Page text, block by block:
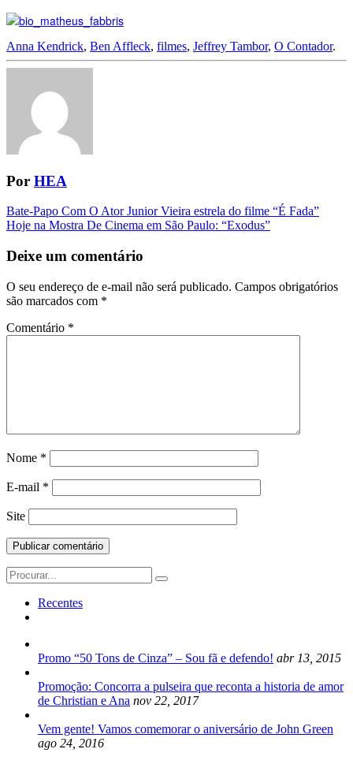
Anna Kendrick, Ben Affleck, filmes, Jeffrey Tambor, O Contador.
Por HEA
Navegação
da
Postagem
Bate-Papo Com O Ator Junior Vieira estrela do filme “É Fada”
Hoje na Mostra De Cinema em São Paulo: “Exodus”
Deixe um comentário
O seu endereço de e-mail não será publicado. Campos obrigatórios
são marcados com *
Comentário *
Nome *
E-mail *
Site
Search
for:
Recentes
Promo “50 Tons de Cinza” – Sou fã e defendo! abr 13, 2015
Promoção: Concorra a pulseira que reconta a historia de amor
de Christian e Ana nov 22, 2017
Vem gente! Vamos comemorar o aniversário de John Green
ago 24, 2016